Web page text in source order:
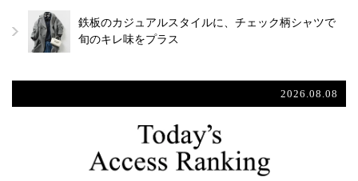
鉄板のカジュアルスタイルに、チェック柄シャツで
旬のキレ味をプラス
2026.08.08